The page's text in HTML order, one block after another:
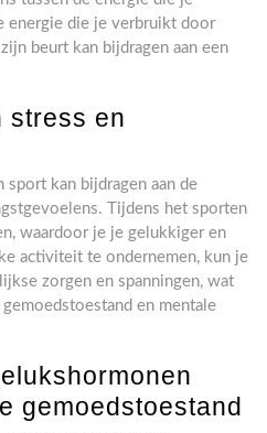
energie die je verbruikt door
beurt kan bijdragen aan een
stress en
sport kan bijdragen aan de
Tijdens het sporten
waardoor je je gelukkiger en
activiteit te ondernemen, kun je
zorgen en spanningen, wat
en mentale
gemoedstoestand